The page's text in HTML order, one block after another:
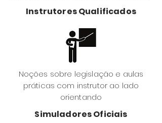
Instrutores Qualificados
Noções sobre legislação e aulas
práticas com instrutor ao lado
orientando
Simuladores Oficiais